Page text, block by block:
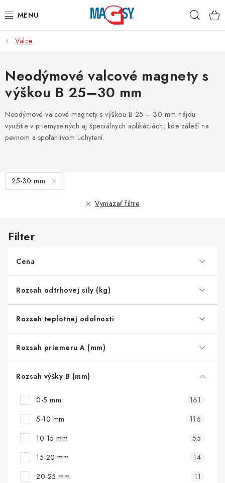
na
HLAVNÉ KATEGÓRIE
MAGNETICKÉ POMÔCKY
PRIEMYSELNÉ MAGNETY
OSTATNÉ MAGNETY
O nás Obchodné podmienky
Kontakt
Odstúpenie od zmluvy
Valce
Neodýmové valcové magnety s
výškou B 25–30 mm
Neodýmové valcové magnety s výškou B 25 – 30 mm nájdu
využitie v priemyselných aj špeciálnych aplikáciách, kde záleží na
pevnom a spoľahlivom uchytení.
V
ý
s
o
u
t
v
25-30 mm
Vymazať filtre
Cena
Rozsah odtrhovej sily (kg)
Rozsah teplotnej odolnosti
Rozsah priemeru A (mm)
Rozsah výšky B (mm)
0-5 mm
161
5-10 mm
116
10-15 mm
55
15-20 mm
14
20-25 mm
11